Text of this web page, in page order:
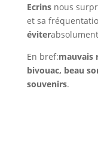
Ecrinsnous
et sa
éviter
En bref:mauvais
bivouac, beau
souvenirs.